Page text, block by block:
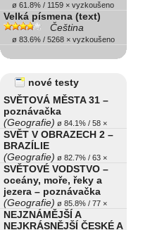
ø 61.8% / 1159 × vyzkoušeno
Velká písmena (text)
Čeština
ø 83.6% / 5268 × vyzkoušeno
nové testy
SVĚTOVÁ MĚSTA 31 –
poznávačka
(Geografie) ø 84.1% / 58 ×
SVĚT V OBRAZECH 2 –
BRAZÍLIE
(Geografie) ø 82.7% / 63 ×
SVĚTOVÉ VODSTVO –
oceány, moře, řeky a
jezera – poznávačka
(Geografie) ø 85.8% / 77 ×
NEJZNÁMĚJŠÍ A
NEJKRÁSNĚJŠÍ ČESKÉ A